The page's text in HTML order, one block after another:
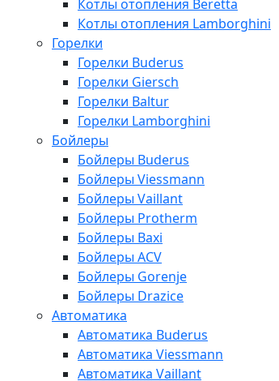
Котлы отопления Beretta
Котлы отопления Lamborghini
Горелки
Горелки Buderus
Горелки Giersch
Горелки Baltur
Горелки Lamborghini
Бойлеры
Бойлеры Buderus
Бойлеры Viessmann
Бойлеры Vaillant
Бойлеры Protherm
Бойлеры Baxi
Бойлеры ACV
Бойлеры Gorenje
Бойлеры Drazice
Автоматика
Автоматика Buderus
Автоматика Viessmann
Автоматика Vaillant